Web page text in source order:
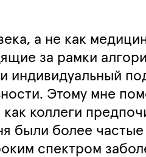
а не как
за рамки
индивидуальный
Этому мне
коллеги
были более
спектром